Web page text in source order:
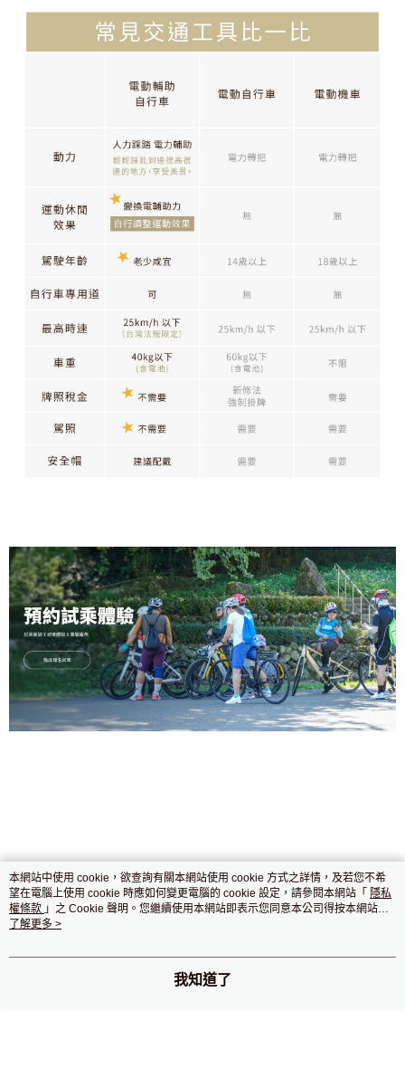
本網站中使用 cookie，欲查詢有關本網站使用 cookie 方式之詳情，及若您不希
望在電腦上使用 cookie 時應如何變更電腦的 cookie 設定，請參閱本網站「 隱私
權條款 」之 Cookie 聲明。您繼續使用本網站即表示您同意本公司得按本網站使
用條款之 Cookie 聲明使用 cookie。
了解更多 >
我知道了